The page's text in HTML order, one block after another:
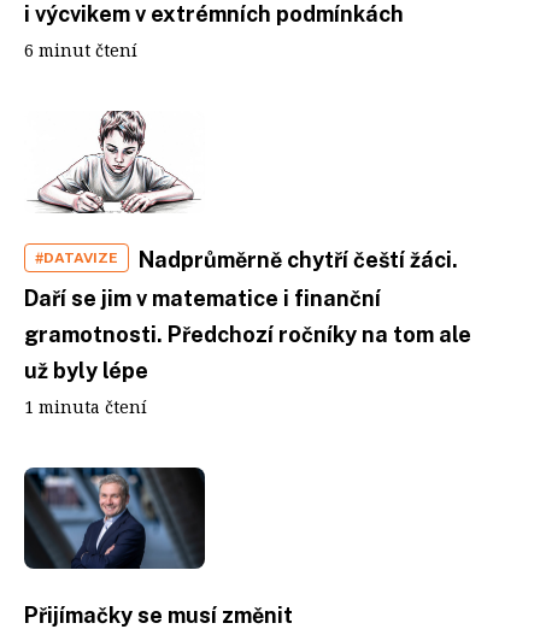
i výcvikem v extrémních podmínkách
6 minut čtení
#DATAVIZE
Nadprůměrně chytří čeští žáci.
Daří se jim v matematice i finanční
gramotnosti. Předchozí ročníky na tom ale
už byly lépe
1 minuta čtení
Přijímačky se musí změnit